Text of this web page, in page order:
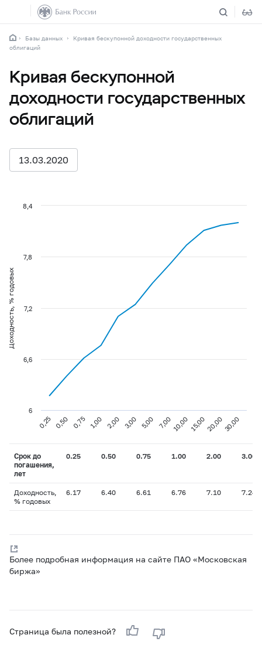
Базы данных
Кривая бескупонной доходности государственных
облигаций
Кривая бескупонной
доходности государственных
облигаций
13.03.2020
Доходность, % годовых
0,25 0,50 0,75 1,00 2,00 3,00 5,00 7,00 10,00 15,0020,0030,00
6
6,6
7,2
7,8
8,4
Срок до
погашения,
лет
0.25 0.50 0.75 1.00 2.00 3.00
Доходность,
% годовых
6.17 6.40 6.61 6.76 7.10 7.24
Более подробная информация на сайте ПАО «Московская
биржа»
Страница была полезной?